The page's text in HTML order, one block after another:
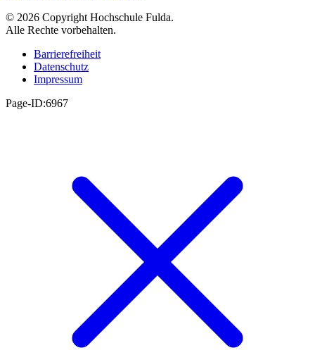
© 2026 Copyright Hochschule Fulda.
Alle Rechte vorbehalten.
Barrierefreiheit
Datenschutz
Impressum
Page-ID:6967